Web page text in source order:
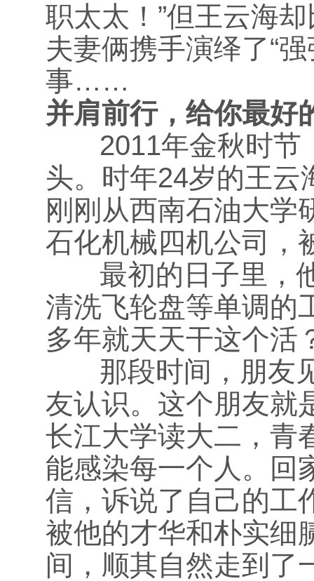
职太太！”但王云海
夫妻俩携手演绎了“
事……
并肩前行，给你最好
2011年金秋时节
头。时年24岁的王云
刚刚从西南石油大学
石化机械四机公司，
最初的日子里，他
清洗飞轮盘等单调的
多年就天天干这个活
那段时间，朋友见
友认识。这个朋友就
长江大学读大二，青
能感染每一个人。回
信，诉说了自己的工
被他的才华和朴实细
间，顺其自然走到了